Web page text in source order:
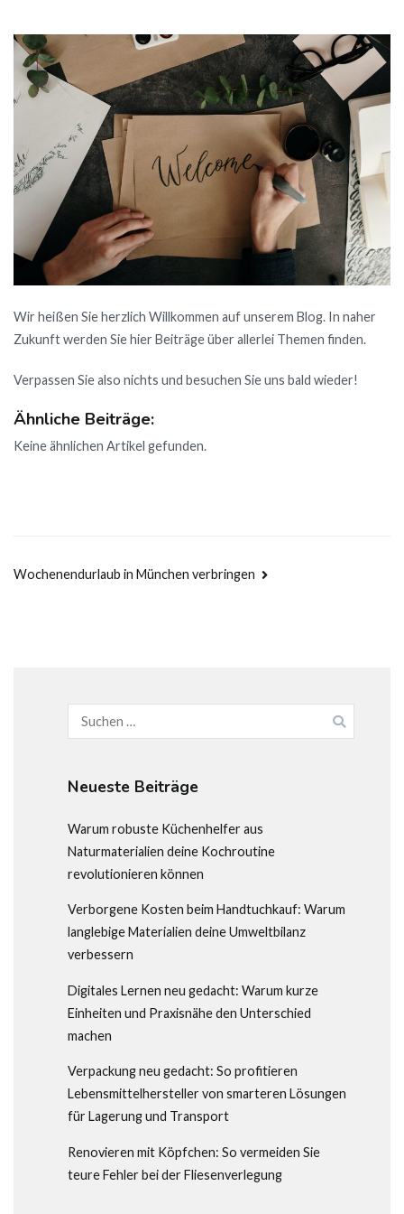
Wir heißen Sie herzlich Willkommen auf unserem Blog. In naher
Zukunft werden Sie hier Beiträge über allerlei Themen finden.
Verpassen Sie also nichts und besuchen Sie uns bald wieder!
Ähnliche Beiträge:
Keine ähnlichen Artikel gefunden.
Beitragsnavigation
Wochenendurlaub in München verbringen
Suchen
nach:
Neueste Beiträge
Warum robuste Küchenhelfer aus
Naturmaterialien deine Kochroutine
revolutionieren können
Verborgene Kosten beim Handtuchkauf: Warum
langlebige Materialien deine Umweltbilanz
verbessern
Digitales Lernen neu gedacht: Warum kurze
Einheiten und Praxisnähe den Unterschied
machen
Verpackung neu gedacht: So profitieren
Lebensmittelhersteller von smarteren Lösungen
für Lagerung und Transport
Renovieren mit Köpfchen: So vermeiden Sie
teure Fehler bei der Fliesenverlegung